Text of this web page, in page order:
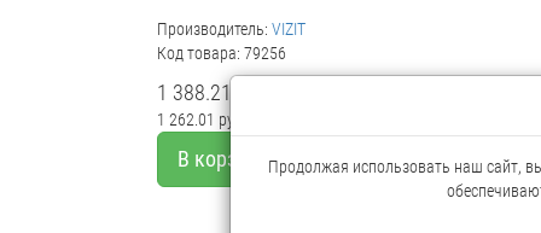
Производитель: VIZIT
Код товара: 79256
1 388.21 руб.
1 262.01 руб.
В корзину
Продолжая использовать наш сайт,